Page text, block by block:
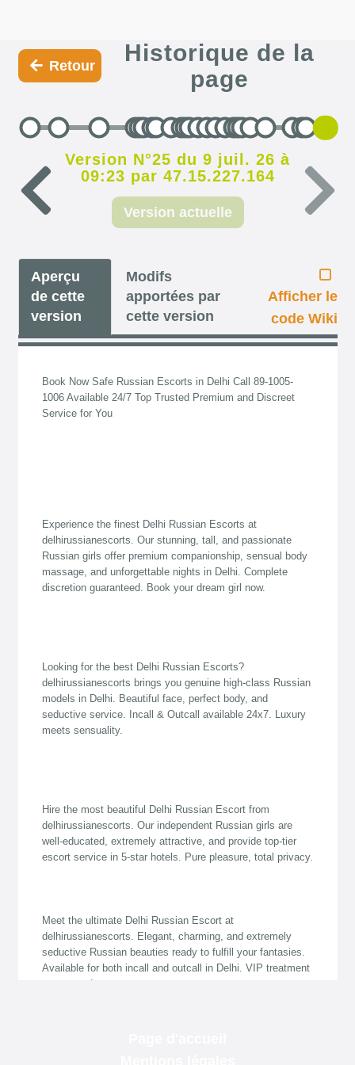
Retour
Historique de la
page
Version N°25 du 9 juil. 26 à
09:23 par 47.15.227.164
Version actuelle
Aperçu
de cette
version
Modifs
apportées par
cette version
Afficher le
code Wiki